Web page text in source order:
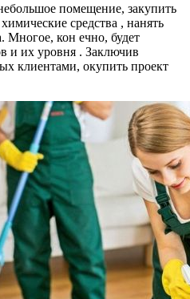
помещение, закупить
средства , нанять
Многое, кон ечно, будет
и их уровня . Заключив
клиентами, окупить проект